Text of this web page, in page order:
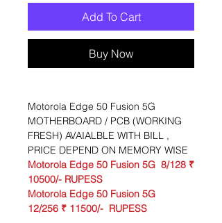
Add To Cart
Buy Now
Motorola Edge 50 Fusion 5G
MOTHERBOARD / PCB (WORKING
FRESH) AVAIALBLE WITH BILL ,
PRICE DEPEND ON MEMORY WISE
Motorola Edge 50 Fusion 5G 8/128 ₹
10500/- RUPESS
Motorola Edge 50 Fusion 5G
12/256 ₹ 11500/- RUPESS